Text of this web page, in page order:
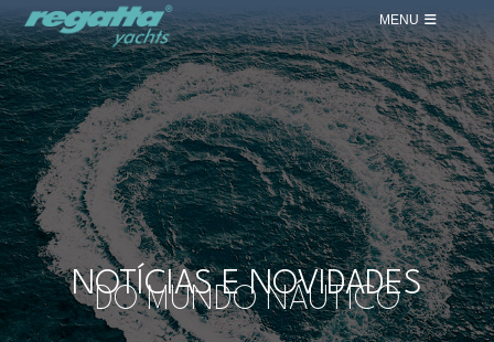
MENU
NOTÍCIAS E NOVIDADES
DO MUNDO NÁUTICO